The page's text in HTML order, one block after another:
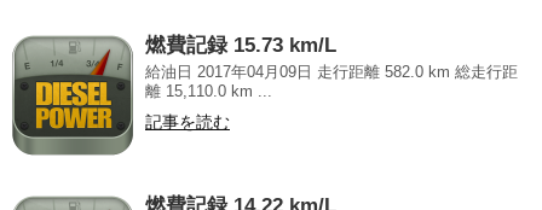
燃費記録 15.73 km/L
給油日 2017年04月09日 走行距離 582.0 km 総走行距
離 15,110.0 km ...
記事を読む